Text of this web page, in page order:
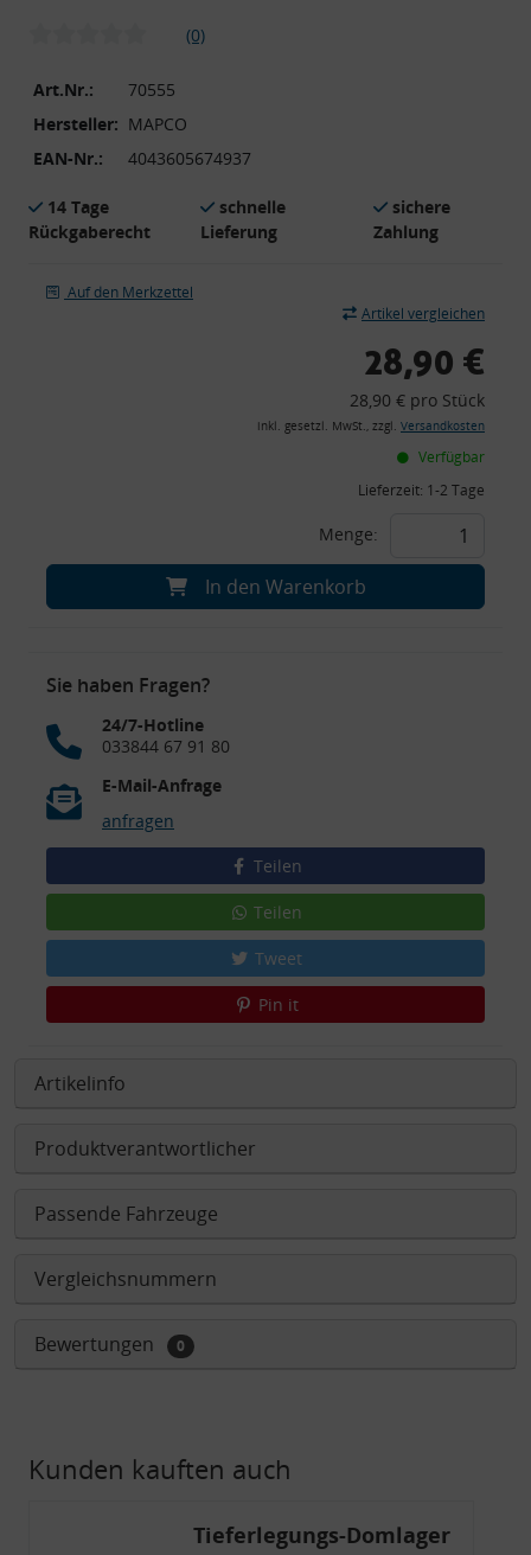
(0)
Art.Nr.:
70555
Hersteller: MAPCO
EAN-Nr.:
4043605674937
14 Tage
Rückgaberecht
schnelle
Lieferung
sichere
Zahlung
Auf den Merkzettel
Artikel vergleichen
28,90 €
28,90 € pro Stück
inkl. gesetzl. MwSt., zzgl. Versandkosten
Verfügbar
Lieferzeit: 1-2 Tage
Menge:
In den Warenkorb
Sie haben Fragen?
24/7-Hotline
033844 67 91 80
E-Mail-Anfrage
anfragen
Teilen
Teilen
Tweet
Pin it
Artikelinfo
Produktverantwortlicher
Passende Fahrzeuge
Vergleichsnummern
Bewertungen 0
Kunden kauften auch
Tieferlegungs-Domlager